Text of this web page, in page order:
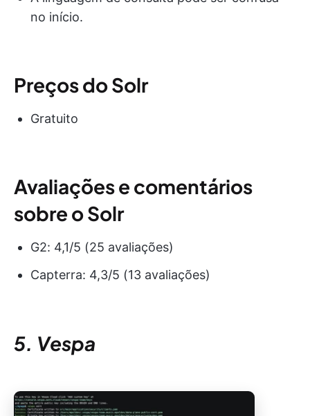
no início.
Preços do Solr
Gratuito
Avaliações e comentários
sobre o Solr
G2: 4,1/5 (25 avaliações)
Capterra: 4,3/5 (13 avaliações)
5. Vespa